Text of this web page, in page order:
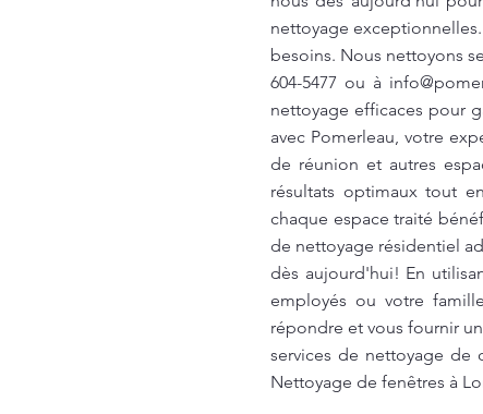
nettoyage
besoins. Nous nettoyons
604-5477 ou à
nettoyage efficaces pour
avec Pomerleau, votre
de réunion et autres
résultats optimaux tout
chaque espace traité
de nettoyage résidentiel
dès aujourd'hui! En
employés ou votre
répondre et vous fournir
services de nettoyage de
Nettoyage de fenêtres à